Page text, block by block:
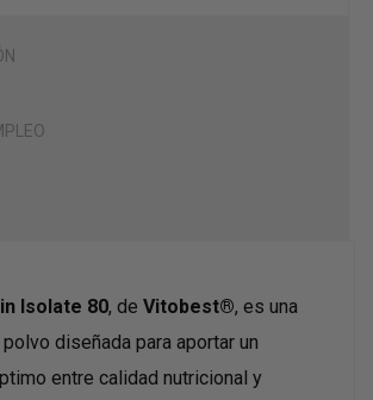
Isolate 80, de Vitobest®, es una
diseñada para aportar un
entre calidad nutricional y